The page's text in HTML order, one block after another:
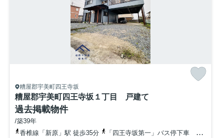
糟屋郡宇美町四王寺坂
糟屋郡宇美町四王寺坂１丁目 戸建て
過去掲載物件
/築39年
香椎線「新原」駅 徒歩35分
「四王寺坂第一」バス停下車 徒歩3分